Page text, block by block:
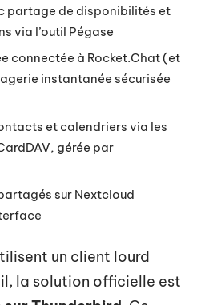
partage de disponibilités et
via l’outil Pégase
connectée à Rocket.Chat (et
instantanée sécurisée
et calendriers via les
gérée par
sur Nextcloud
un client lourd
la solution officielle est